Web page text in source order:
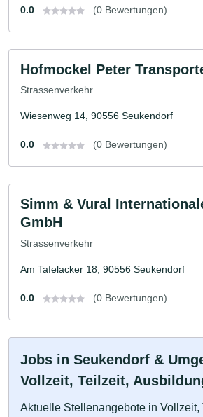
0.0 (0 Bewertungen)
Hofmockel Peter
Strassenverkehr
Wiesenweg 14, 90556 Seukendorf
0.0 (0 Bewertungen)
Simm & Vural
GmbH
Strassenverkehr
Am Tafelacker 18, 90556 Seukendorf
0.0 (0 Bewertungen)
Jobs in Seukendorf &
Vollzeit, Teilzeit,
Aktuelle Stellenangebote in Vollzeit,